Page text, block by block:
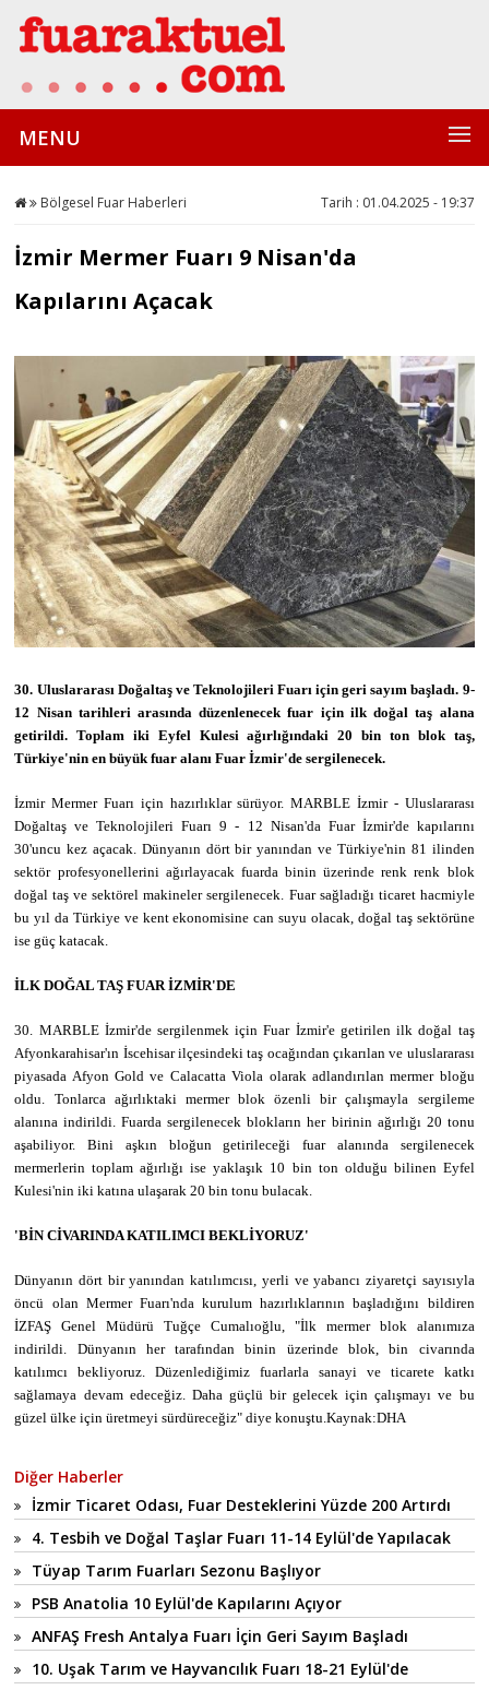
MENU
Bölgesel Fuar Haberleri Tarih : 01.04.2025 - 19:37
İzmir Mermer Fuarı 9 Nisan'da
Kapılarını Açacak
30. Uluslararası Doğaltaş ve Teknolojileri Fuarı için geri sayım başladı. 9-
12 Nisan tarihleri arasında düzenlenecek fuar için ilk doğal taş alana
getirildi. Toplam iki Eyfel Kulesi ağırlığındaki 20 bin ton blok taş,
Türkiye'nin en büyük fuar alanı Fuar İzmir'de sergilenecek.
İzmir Mermer Fuarı için hazırlıklar sürüyor. MARBLE İzmir - Uluslararası
Doğaltaş ve Teknolojileri Fuarı 9 - 12 Nisan'da Fuar İzmir'de kapılarını
30'uncu kez açacak. Dünyanın dört bir yanından ve Türkiye'nin 81 ilinden
sektör profesyonellerini ağırlayacak fuarda binin üzerinde renk renk blok
doğal taş ve sektörel makineler sergilenecek. Fuar sağladığı ticaret hacmiyle
bu yıl da Türkiye ve kent ekonomisine can suyu olacak, doğal taş sektörüne
ise güç katacak.
İLK DOĞAL TAŞ FUAR İZMİR'DE
30. MARBLE İzmir'de sergilenmek için Fuar İzmir'e getirilen ilk doğal taş
Afyonkarahisar'ın İscehisar ilçesindeki taş ocağından çıkarılan ve uluslararası
piyasada Afyon Gold ve Calacatta Viola olarak adlandırılan mermer bloğu
oldu. Tonlarca ağırlıktaki mermer blok özenli bir çalışmayla sergileme
alanına indirildi. Fuarda sergilenecek blokların her birinin ağırlığı 20 tonu
aşabiliyor. Bini aşkın bloğun getirileceği fuar alanında sergilenecek
mermerlerin toplam ağırlığı ise yaklaşık 10 bin ton olduğu bilinen Eyfel
Kulesi'nin iki katına ulaşarak 20 bin tonu bulacak.
'BİN CİVARINDA KATILIMCI BEKLİYORUZ'
Dünyanın dört bir yanından katılımcısı, yerli ve yabancı ziyaretçi sayısıyla
öncü olan Mermer Fuarı'nda kurulum hazırlıklarının başladığını bildiren
İZFAŞ Genel Müdürü Tuğçe Cumalıoğlu, "İlk mermer blok alanımıza
indirildi. Dünyanın her tarafından binin üzerinde blok, bin civarında
katılımcı bekliyoruz. Düzenlediğimiz fuarlarla sanayi ve ticarete katkı
sağlamaya devam edeceğiz. Daha güçlü bir gelecek için çalışmayı ve bu
güzel ülke için üretmeyi sürdüreceğiz" diye konuştu.Kaynak:DHA
Diğer Haberler
İzmir Ticaret Odası, Fuar Desteklerini Yüzde 200 Artırdı
4. Tesbih ve Doğal Taşlar Fuarı 11-14 Eylül'de Yapılacak
Tüyap Tarım Fuarları Sezonu Başlıyor
PSB Anatolia 10 Eylül'de Kapılarını Açıyor
ANFAŞ Fresh Antalya Fuarı İçin Geri Sayım Başladı
10. Uşak Tarım ve Hayvancılık Fuarı 18-21 Eylül'de